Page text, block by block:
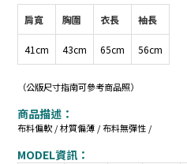
肩寬 胸圍 衣長 袖長
41cm 43cm 65cm 56cm
（公版尺寸指南可參考商品照）
商品描述：
布料偏軟 / 材質偏薄 / 布料無彈性 /
MODEL資訊：